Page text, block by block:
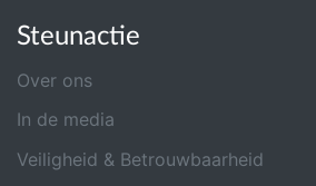
Steunactie
Over ons
In de media
Veiligheid & Betrouwbaarheid